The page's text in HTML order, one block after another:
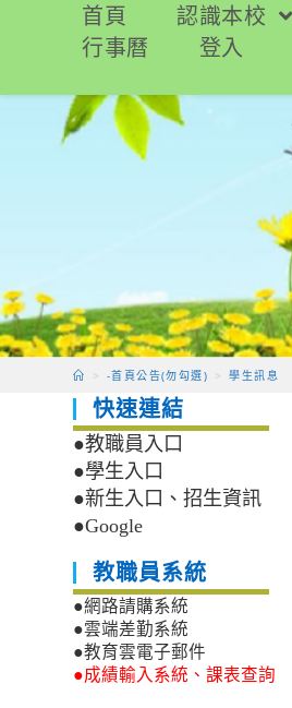
要
首頁 認識本校
行事曆
登入
> -首頁公告(勿勾選) > 學生訊息
快速連結
●教職員入口
●學生入口
●新生入口、招生資訊
●Google
教職員系統
●網路請購系統
●雲端差勤系統
●教育雲電子郵件
●成績輸入系統、課表查詢